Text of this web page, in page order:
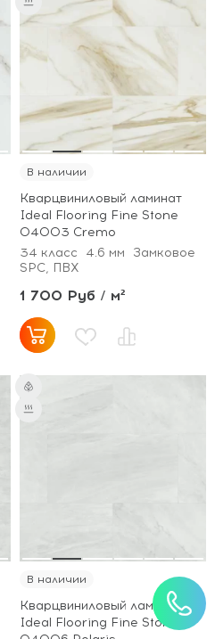
В наличии
Кварцвиниловый ламинат
Ideal Flooring Fine Stone
04003 Cremo
34 класс
4.6 мм
Замковое
SPC, ПВХ
1 700 Руб / м²
В наличии
Кварцвиниловый ламинат
Ideal Flooring Fine Stone